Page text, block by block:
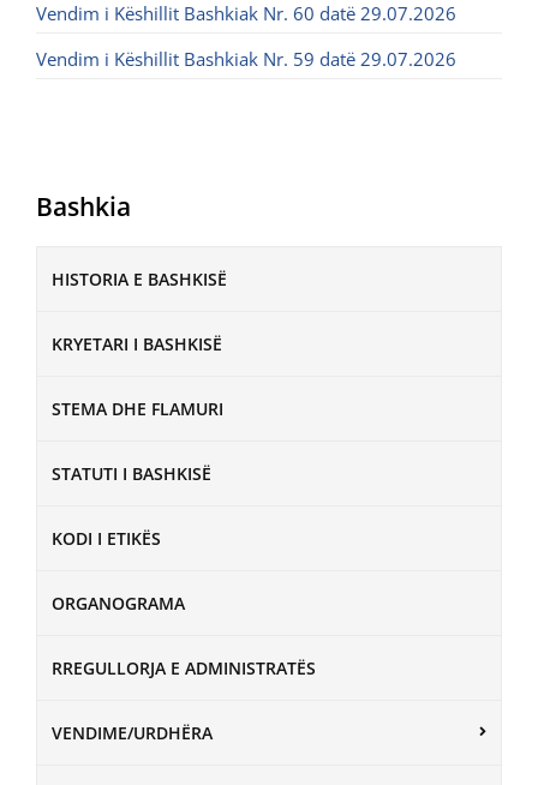
Bashkia
HISTORIA E BASHKISË
KRYETARI I BASHKISË
STEMA DHE FLAMURI
STATUTI I BASHKISË
KODI I ETIKËS
ORGANOGRAMA
RREGULLORJA E ADMINISTRATËS
VENDIME/URDHËRA
Vendim i Këshillit Bashkiak Nr. 60 datë 29.07.2026
Vendim i Këshillit Bashkiak Nr. 59 datë 29.07.2026